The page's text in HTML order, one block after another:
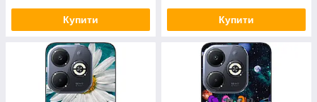
Купити Купити